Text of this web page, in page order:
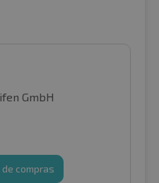
GmbH
compras